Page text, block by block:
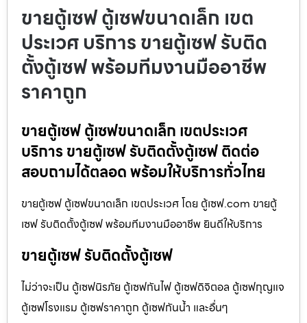
ขายตู้เซฟ ตู้เซฟขนาดเล็ก เขต
ประเวศ บริการ ขายตู้เซฟ รับติด
ตั้งตู้เซฟ พร้อมทีมงานมืออาชีพ
ราคาถูก
ขายตู้เซฟ ตู้เซฟขนาดเล็ก เขตประเวศ
บริการ ขายตู้เซฟ รับติดตั้งตู้เซฟ ติดต่อ
สอบถามได้ตลอด พร้อมให้บริการทั่วไทย
ขายตู้เซฟ ตู้เซฟขนาดเล็ก เขตประเวศ โดย ตู้เซฟ.com ขายตู้
เซฟ รับติดตั้งตู้เซฟ พร้อมทีมงานมืออาชีพ ยินดีให้บริการ
ขายตู้เซฟ รับติดตั้งตู้เซฟ
ไม่ว่าจะเป็น ตู้เซฟนิรภัย ตู้เซฟกันไฟ ตู้เซฟดิจิตอล ตู้เซฟกุญแจ
ตู้เซฟโรงแรม ตู้เซฟราคาถูก ตู้เซฟกันน้ำ และอื่นๆ